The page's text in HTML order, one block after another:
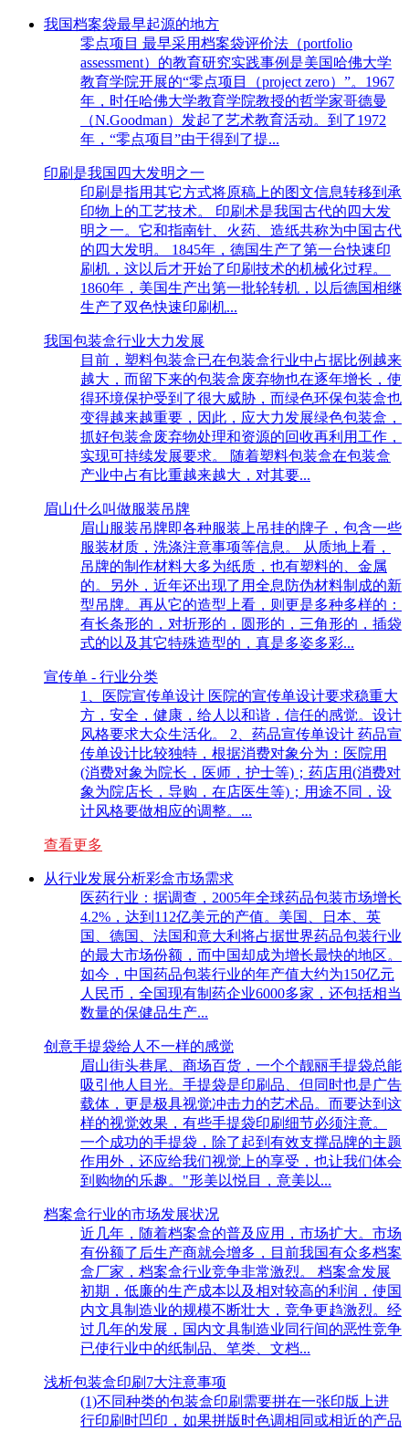
我国档案袋最早起源的地方
零点项目 最早采用档案袋评价法（portfolio
assessment）的教育研究实践事例是美国哈佛大学
教育学院开展的“零点项目（project zero）”。1967
年，时任哈佛大学教育学院教授的哲学家哥德曼
（N.Goodman）发起了艺术教育活动。到了1972
年，“零点项目”由于得到了提...
印刷是我国四大发明之一
印刷是指用其它方式将原稿上的图文信息转移到承
印物上的工艺技术。 印刷术是我国古代的四大发
明之一。它和指南针、火药、造纸共称为中国古代
的四大发明。 1845年，德国生产了第一台快速印
刷机，这以后才开始了印刷技术的机械化过程。
1860年，美国生产出第一批轮转机，以后德国相继
生产了双色快速印刷机...
我国包装盒行业大力发展
目前，塑料包装盒已在包装盒行业中占据比例越来
越大，而留下来的包装盒废弃物也在逐年增长，使
得环境保护受到了很大威胁，而绿色环保包装盒也
变得越来越重要，因此，应大力发展绿色包装盒，
抓好包装盒废弃物处理和资源的回收再利用工作，
实现可持续发展要求。 随着塑料包装盒在包装盒
产业中占有比重越来越大，对其要...
眉山什么叫做服装吊牌
眉山服装吊牌即各种服装上吊挂的牌子，包含一些
服装材质，洗涤注意事项等信息。 从质地上看，
吊牌的制作材料大多为纸质，也有塑料的、金属
的。另外，近年还出现了用全息防伪材料制成的新
型吊牌。再从它的造型上看，则更是多种多样的：
有长条形的，对折形的，圆形的，三角形的，插袋
式的以及其它特殊造型的，真是多姿多彩...
宣传单 - 行业分类
1、医院宣传单设计 医院的宣传单设计要求稳重大
方，安全，健康，给人以和谐，信任的感觉。设计
风格要求大众生活化。 2、药品宣传单设计 药品宣
传单设计比较独特，根据消费对象分为：医院用
(消费对象为院长，医师，护士等)；药店用(消费对
象为院店长，导购，在店医生等)；用途不同，设
计风格要做相应的调整。...
查看更多
从行业发展分析彩盒市场需求
医药行业：据调查，2005年全球药品包装市场增长
4.2%，达到112亿美元的产值。美国、日本、英
国、德国、法国和意大利将占据世界药品包装行业
的最大市场份额，而中国却成为增长最快的地区。
如今，中国药品包装行业的年产值大约为150亿元
人民币，全国现有制药企业6000多家，还包括相当
数量的保健品生产...
创意手提袋给人不一样的感觉
眉山街头巷尾、商场百货，一个个靓丽手提袋总能
吸引他人目光。手提袋是印刷品、但同时也是广告
载体，更是极具视觉冲击力的艺术品。而要达到这
样的视觉效果，有些手提袋印刷细节必须注意。
一个成功的手提袋，除了起到有效支撑品牌的主题
作用外，还应给我们视觉上的享受，也让我们体会
到购物的乐趣。"形美以悦目，意美以...
档案盒行业的市场发展状况
近几年，随着档案盒的普及应用，市场扩大。市场
有份额了后生产商就会增多，目前我国有众多档案
盒厂家，档案盒行业竞争非常激烈。 档案盒发展
初期，低廉的生产成本以及相对较高的利润，使国
内文具制造业的规模不断壮大，竞争更趋激烈。经
过几年的发展，国内文具制造业同行间的恶性竞争
已使行业中的纸制品、笔类、文档...
浅析包装盒印刷7大注意事项
(1)不同种类的包装盒印刷需要拼在一张印版上进
行印刷时凹印，如果拼版时色调相同或相近的产品